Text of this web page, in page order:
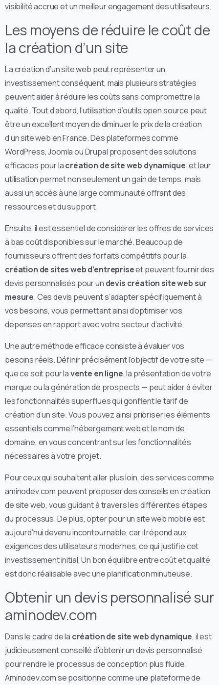
visibilité accrue et un meilleur engagement des utilisateurs.
Les moyens de réduire le coût de
la création d’un site
La création d’un site web peut représenter un
investissement conséquent, mais plusieurs stratégies
peuvent aider à réduire les coûts sans compromettre la
qualité. Tout d’abord, l’utilisation d’outils open source peut
être un excellent moyen de diminuer le prix de la création
d’un site web en France. Des plateformes comme
WordPress, Joomla ou Drupal proposent des solutions
efficaces pour lacréation de site web dynamique, et leur
utilisation permet non seulement un gain de temps, mais
aussi un accès à une large communauté offrant des
ressources et du support.
Ensuite, il est essentiel de considérer les offres de services
à bas coût disponibles sur le marché. Beaucoup de
fournisseurs offrent des forfaits compétitifs pour la
création de sites web d’entrepriseet peuvent fournir des
devis personnalisés pour un devis création site web sur
mesure. Ces devis peuvent s’adapter spécifiquement à
vos besoins, vous permettant ainsi d’optimiser vos
dépenses en rapport avec votre secteur d’activité.
Une autre méthode efficace consiste à évaluer vos
besoins réels. Définir précisément l’objectif de votre site —
que ce soit pour lavente en ligne, la présentation de votre
marque ou la génération de prospects — peut aider à éviter
les fonctionnalités superflues qui gonflent le tarif de
création d’un site. Vous pouvez ainsi prioriser les éléments
essentiels comme l’hébergement web et le nom de
domaine, en vous concentrant sur les fonctionnalités
nécessaires à votre projet.
Pour ceux qui souhaitent aller plus loin, des services comme
aminodev.com peuvent proposer des conseils en création
de site web, vous guidant à travers les différentes étapes
du processus. De plus, opter pour un site web mobile est
aujourd’hui devenu incontournable, car il répond aux
exigences des utilisateurs modernes, ce qui justifie cet
investissement initial. Un bon équilibre entre coût et qualité
est donc réalisable avec une planification minutieuse.
Obtenir un devis personnalisé sur
aminodev.com
Dans le cadre de la création de site web dynamique, il est
judicieusement conseillé d’obtenir un devis personnalisé
pour rendre le processus de conception plus fluide.
Aminodev.com se positionne comme une plateforme de